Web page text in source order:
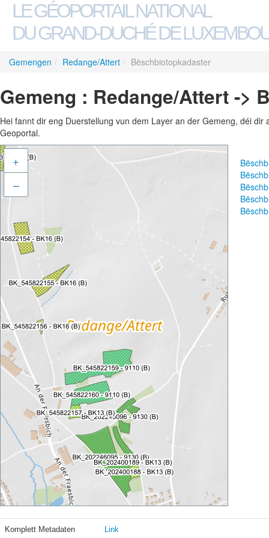
LE GÉOPORTAIL NATIONAL
DU GRAND-DUCHÉ DE
Gemengen / Redange/Attert / Bëschbiotopkadaster
Gemeng : Redange/Attert ->
Hei fannt dir eng Duerstellung vun dem Layer an der Gemeng, déi
Geoportal.
+
–
Komplett Metadaten Link